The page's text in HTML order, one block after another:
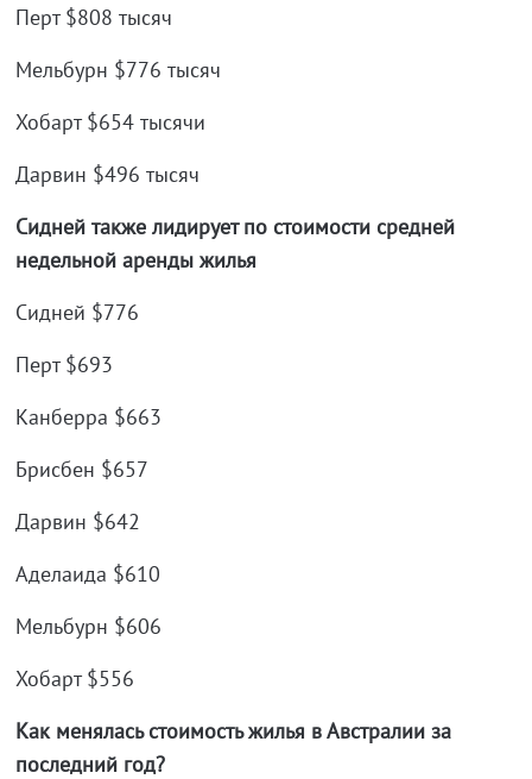
Перт $808 тысяч
Мельбурн $776 тысяч
Хобарт $654 тысячи
Дарвин $496 тысяч
Сидней также лидирует по стоимости средней
недельной аренды жилья
Сидней $776
Перт $693
Канберра $663
Брисбен $657
Дарвин $642
Аделаида $610
Мельбурн $606
Хобарт $556
Как менялась стоимость жилья в Австралии за
последний год?